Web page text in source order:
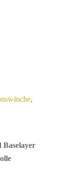
,
Baselayer